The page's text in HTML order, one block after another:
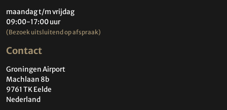
maandag t/m vrijdag
09:00-17:00 uur
(Bezoek uitsluitend op afspraak)
Contact
Groningen Airport
Machlaan 8b
9761 TK Eelde
Nederland